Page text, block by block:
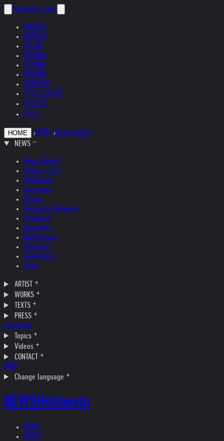
helnwein .com
ENGLISH
DEUTSCH
POLSKI
ESPAÑOL
ČEŠTINA
ITALIANO
FRANÇAIS
РУССКИЙ
日本語
中文
HOME ›NEWS ›News Update
NEWS
News Update
Studio + Live
Exhibitions
Interviews
Quotes
Quotes by Helnwein
Feedback
Biography
Bibliography
Museums
Collections
Films
ARTIST
WORKS
TEXTS
PRESS
Interviews
Topics
Videos
CONTACT
SHOP
Change language
NEWSHelnwein
NEWS
ARTIST